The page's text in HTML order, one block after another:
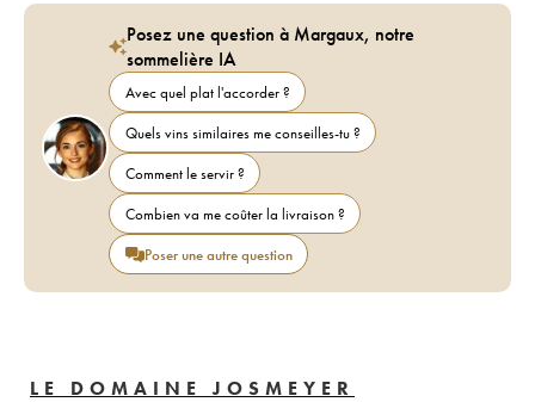
Posez une question à Margaux, notre
sommelière IA
Avec quel plat l'accorder ?
Quels vins similaires me conseilles-tu ?
Comment le servir ?
Combien va me coûter la livraison ?
Poser une autre question
LE DOMAINE JOSMEYER